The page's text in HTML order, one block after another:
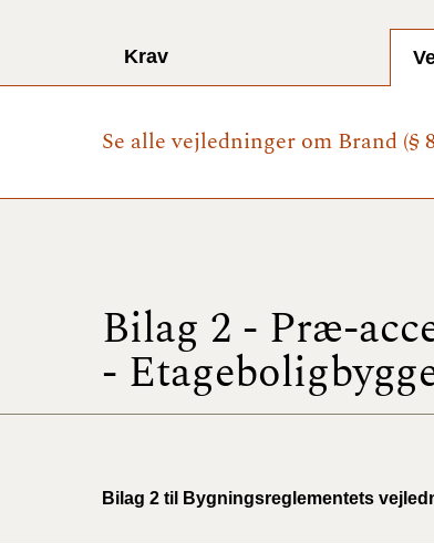
Krav
Se alle vejledninger om Brand (§
Bilag 2 - Præ-
-
Bilag 2 til Bygningsreglementets